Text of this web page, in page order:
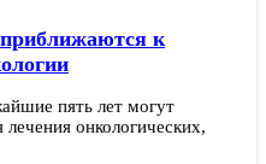
к
пять лет могут
онкологических,